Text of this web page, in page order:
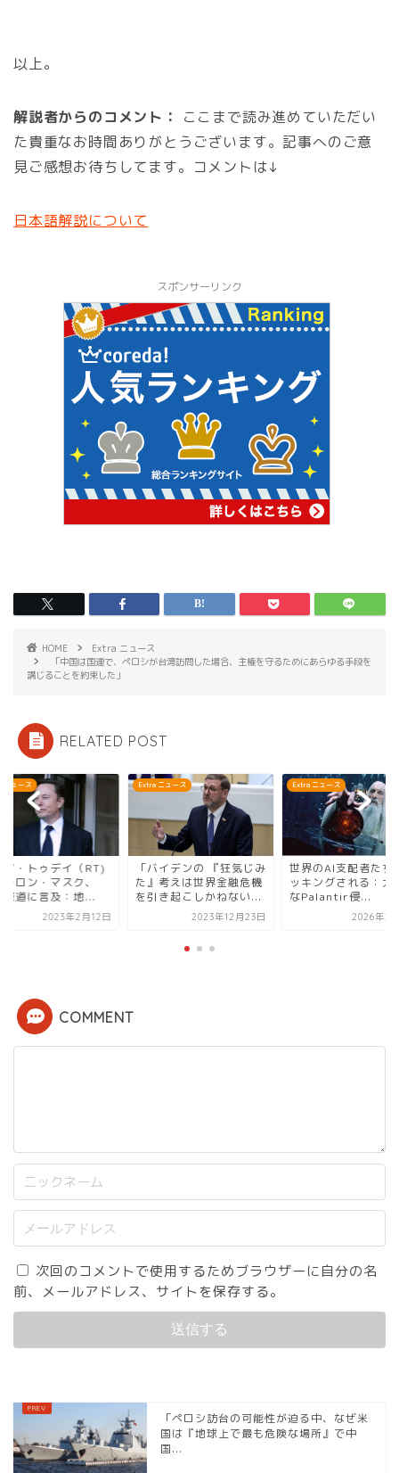
以上。
解説者からのコメント：
ここまで読み進めていただい
た貴重なお時間ありがとうございます。記事へのご意
見ご感想お待ちしてます。コメントは↓
日本語解説について
スポンサーリンク
HOME
Extra ニュース
「中国は国連で、ペロシが台湾訪問した場合、主権を守るためにあらゆる手段を
講じることを約束した」
RELATED POST
ニュース
デンの 『狂気じみ
えは世界金融危機
起こしかねない...
2023年12月23日
Extra ニュース
世界のAI支配者たちがハ
ッキングされる：大規模
なPalantir侵...
2026年2月19日
Extra ニュース
ロシア・トゥデイ（
「イーロン・マスク
UFO報道に言及：地
2023年2
COMMENT
次回のコメントで使用するためブラウザーに自分の名
前、メールアドレス、サイトを保存する。
「ペロシ訪台の可能性が迫る中、なぜ米
国は『地球上で最も危険な場所』で中
国...